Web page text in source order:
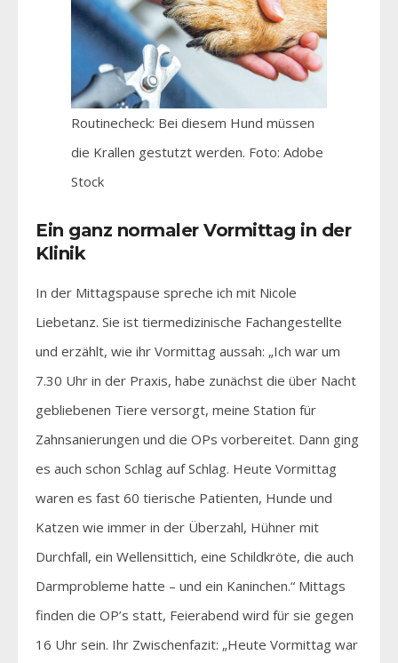
Routinecheck: Bei diesem Hund müssen
die Krallen gestutzt werden. Foto: Adobe
Stock
Ein ganz normaler Vormittag in der
Klinik
In der Mittagspause spreche ich mit Nicole
Liebetanz. Sie ist tiermedizinische Fachangestellte
und erzählt, wie ihr Vormittag aussah: „Ich war um
7.30 Uhr in der Praxis, habe zunächst die über Nacht
gebliebenen Tiere versorgt, meine Station für
Zahnsanierungen und die OPs vorbereitet. Dann ging
es auch schon Schlag auf Schlag. Heute Vormittag
waren es fast 60 tierische Patienten, Hunde und
Katzen wie immer in der Überzahl, Hühner mit
Durchfall, ein Wellensittich, eine Schildkröte, die auch
Darmprobleme hatte – und ein Kaninchen.“ Mittags
finden die OP’s statt, Feierabend wird für sie gegen
16 Uhr sein. Ihr Zwischenfazit: „Heute Vormittag war